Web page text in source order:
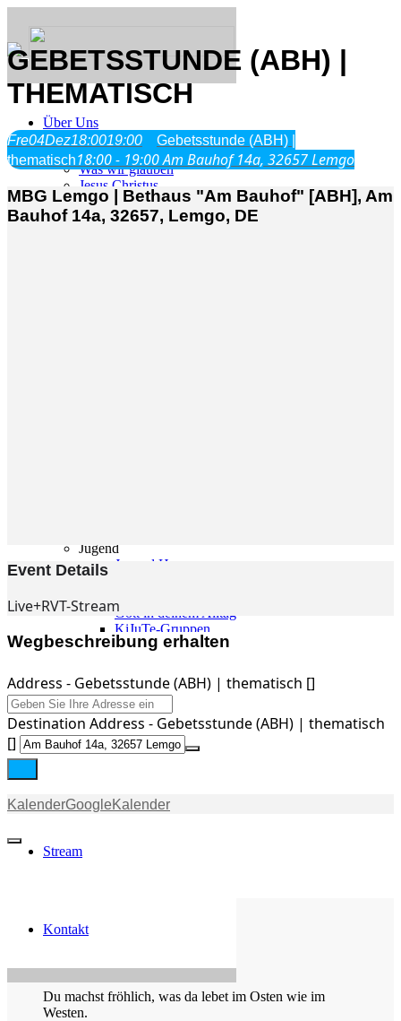
Über Uns
Was wir glauben
Jesus Christus
Geschichte
Jugend
Jugend Home
Gott in deinem Alltag
KiJuTe-Gruppen
Freizeiten 2026
Junge Erwachsene
Junge Erwachsene
Gemeinde Hameln
MBG Hameln
Stream
Kontakt
GEBETSSTUNDE (ABH) |
THEMATISCH
Fre04Dez18:0019:00
Gebetsstunde (ABH) |
thematisch18:00 - 19:00Am Bauhof 14a, 32657 Lemgo
MBG Lemgo | Bethaus "Am Bauhof" [ABH], Am
Bauhof 14a, 32657, Lemgo, DE
Event Details
Live+RVT-Stream
Wegbeschreibung erhalten
Address - Gebetsstunde (ABH) | thematisch []
Destination Address - Gebetsstunde (ABH) | thematisch
[]
KalenderGoogleKalender
Du machst fröhlich, was da lebet im Osten wie im
Westen.